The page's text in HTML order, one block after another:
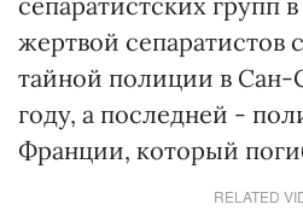
жертвой сепаратистов
тайной полиции в Сан-
году, а последней -
Франции, который
RELATED